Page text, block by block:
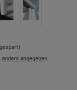
angegeben.